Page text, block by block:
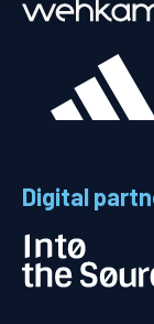
Digital